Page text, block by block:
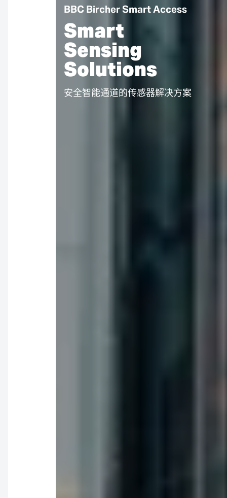
BBC Bircher Smart Access
Smart
Sensing
Solutions
安全智能通道的传感器解决方案